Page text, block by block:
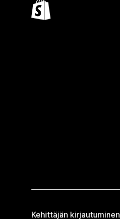
Kehittäjän kirjautuminen